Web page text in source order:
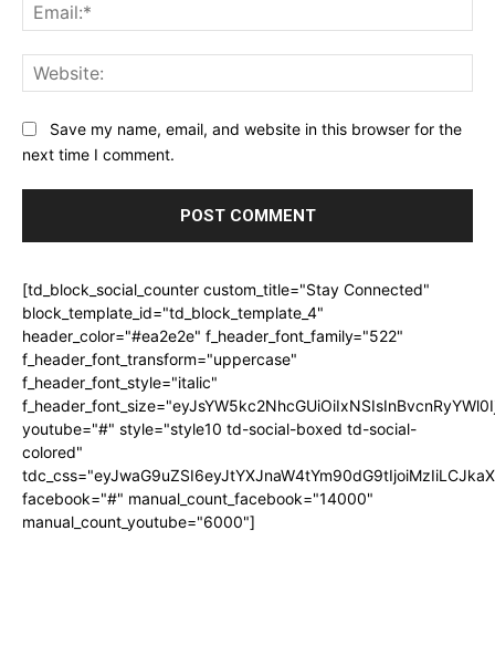
Save my name, email, and website in this browser for the
next time I comment.
[td_block_social_counter custom_title="Stay Connected"
block_template_id="td_block_template_4"
header_color="#ea2e2e" f_header_font_family="522"
f_header_font_transform="uppercase"
f_header_font_style="italic"
youtube="#" style="style10 td-social-boxed td-social-
colored"
facebook="#" manual_count_facebook="14000"
manual_count_youtube="6000"]